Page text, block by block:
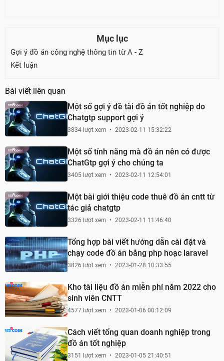
Mục lục
Gợi ý đồ án công nghệ thông tin từ A - Z
Kết luận
Bài viết liên quan
Một số gợi ý đề tài đồ án tốt nghiệp do
Chatgtp support gợi ý
3834 lượt xem 2023-02-11 15:32:22
Một số tính năng mà đồ án nên có được
ChatGtp gợi ý cho chúng ta
3405 lượt xem 2023-02-11 12:54:01
Một bài giới thiệu code thuê đồ án cntt từ
tác giả chatgtp
3326 lượt xem 2023-02-11 11:46:40
Tổng hợp bài viết hướng dẫn cài đặt và
chạy code đồ án bằng php hoạc laravel
3826 lượt xem 2023-01-28 10:33:55
Kho tài liệu đồ án miễn phí năm 2022 cho
sinh viên CNTT
4577 lượt xem 2023-01-06 00:12:09
Cách viết tổng quan doanh nghiệp trong
đồ án tốt nghiệp
3151 lượt xem 2023-01-05 21:40:51